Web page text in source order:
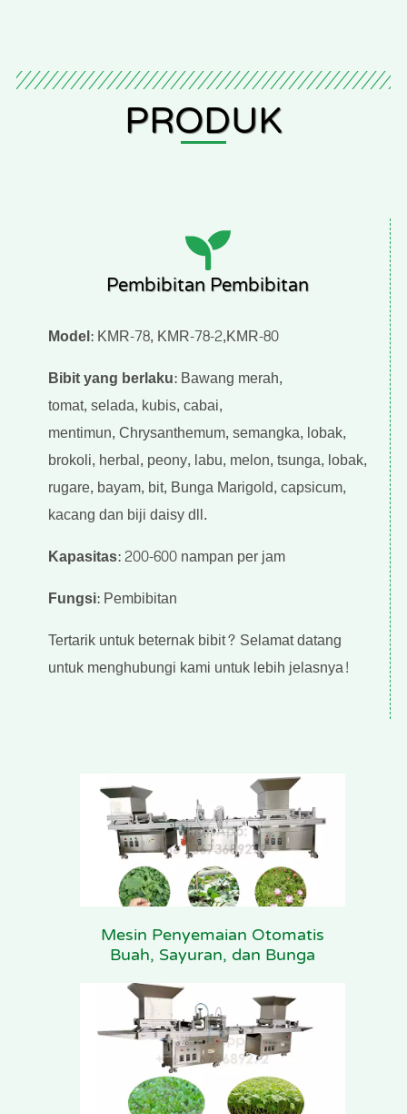
PRODUK
Pembibitan Pembibitan
Model: KMR-78, KMR-78-2,KMR-80
Bibit yang berlaku: Bawang merah,
tomat,selada, kubis, cabai,
mentimun,Chrysanthemum, semangka, lobak,
brokoli, herbal, peony, labu, melon,tsunga, lobak,
rugare, bayam, bit, Bunga Marigold, capsicum,
kacangdan biji daisy dll.
Kapasitas: 200-600 nampan per jam
Fungsi: Pembibitan
Tertarik untuk beternak bibit? Selamat datang
untuk menghubungi kami untuk lebih jelasnya!
Mesin Penyemaian Otomatis
Buah, Sayuran, dan Bunga